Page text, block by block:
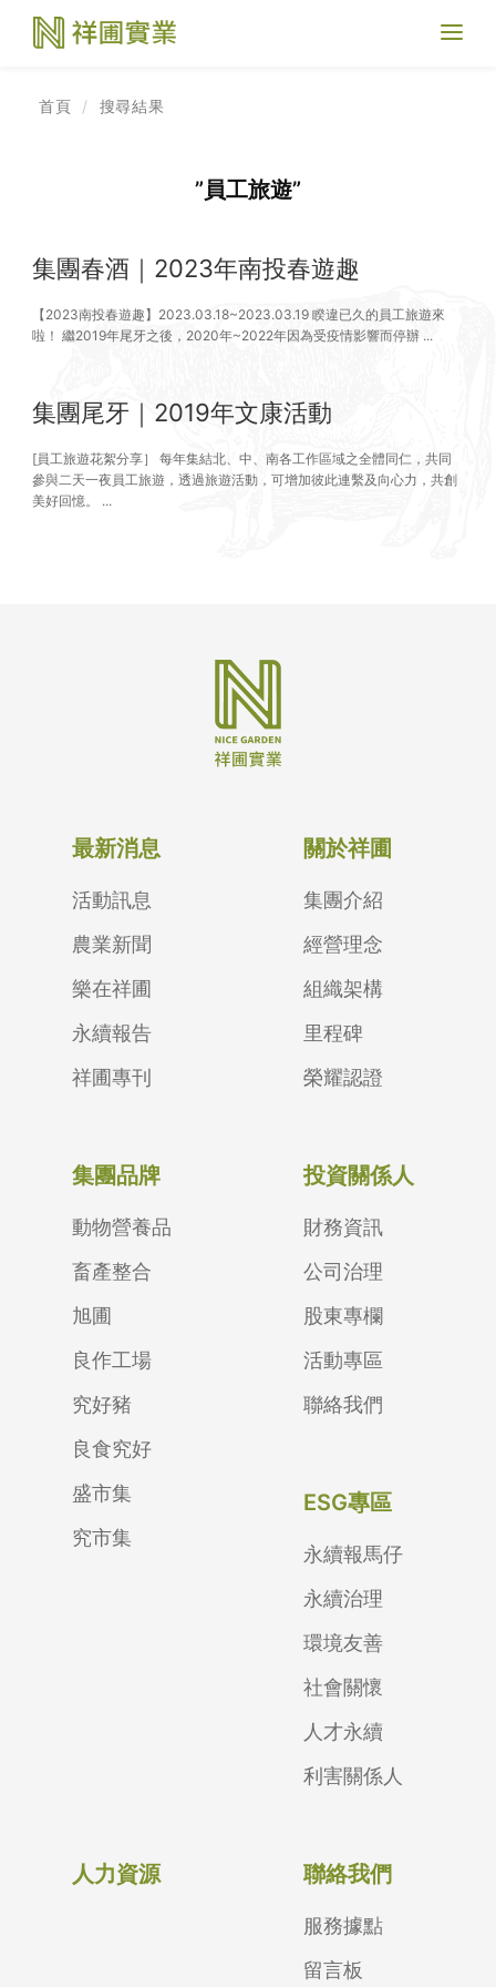
首頁 搜尋結果
”員工旅遊”
集團春酒｜2023年南投春遊趣
【2023南投春遊趣】2023.03.18~2023.03.19 睽違已久的員工旅遊來
啦！ 繼2019年尾牙之後，2020年~2022年因為受疫情影響而停辦 ...
集團尾牙｜2019年文康活動
[員工旅遊花絮分享］ 每年集結北、中、南各工作區域之全體同仁，共同
參與二天一夜員工旅遊，透過旅遊活動，可增加彼此連繫及向心力，共創
美好回憶。 ...
最新消息
活動訊息
農業新聞
樂在祥圃
永續報告
祥圃專刊
關於祥圃
集團介紹
經營理念
組織架構
里程碑
榮耀認證
集團品牌
動物營養品
畜產整合
旭圃
良作工場
究好豬
良食究好
盛市集
究市集
投資關係人
財務資訊
公司治理
股東專欄
活動專區
聯絡我們
ESG專區
永續報馬仔
永續治理
環境友善
社會關懷
人才永續
利害關係人
人力資源 聯絡我們
服務據點
留言板